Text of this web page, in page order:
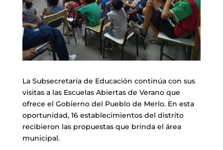
La Subsecretaría de Educación continúa con sus
visitas a las Escuelas Abiertas de Verano que
ofrece el Gobierno del Pueblo de Merlo. En esta
oportunidad, 16 establecimientos del distrito
recibieron las propuestas que brinda el área
municipal.